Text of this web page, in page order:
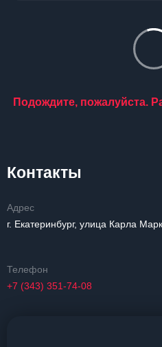
Подождите, пожалуйста.
Контакты
Адрес
г. Екатеринбург, улица Карла
Телефон
+7 (343) 351-74-08